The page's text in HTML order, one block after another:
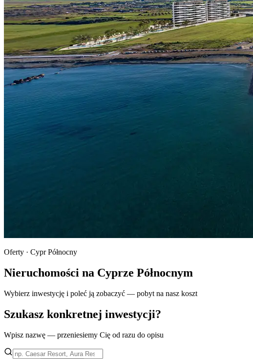
Oferty · Cypr Północny
Nieruchomości na Cyprze Północnym
Wybierz inwestycję i poleć ją zobaczyć — pobyt na nasz koszt
Szukasz konkretnej inwestycji?
Wpisz nazwę — przeniesiemy Cię od razu do opisu